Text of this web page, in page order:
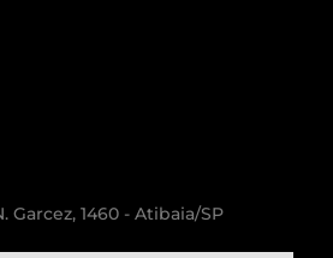
Garcez, 1460 - Atibaia/SP